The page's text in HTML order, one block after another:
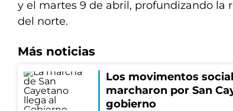
y el martes 9 de abril, profundizando la
del norte.
Más noticias
Los movimentos
marcharon por San
gobierno